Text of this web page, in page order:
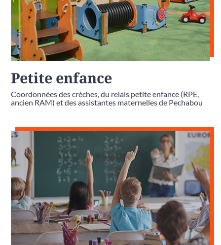
Petite enfance
Coordonnées des crèches, du relais petite enfance (RPE,
ancien RAM) et des assistantes maternelles de Pechabou